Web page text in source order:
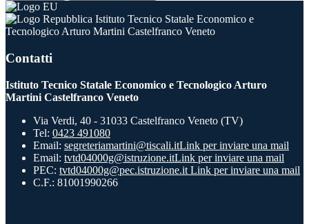
Istituto Tecnico Statale Economico e
Tecnologico Arturo Martini Castelfranco Veneto
Contatti
Istituto Tecnico Statale Economico e Tecnologico Arturo
Martini Castelfranco Veneto
Via Verdi, 40 - 31033 Castelfranco Veneto (TV)
Tel: 0423 491080
Email: segreteriamartini@tiscali.itLink per inviare una mail
Email: tvtd04000g@istruzione.itLink per inviare una mail
PEC: tvtd04000g@pec.istruzione.it Link per inviare una mail
C.F.: 81001990266